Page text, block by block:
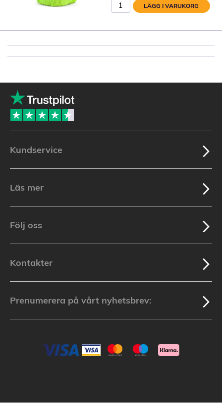
LÄGG I VARUKORG
Kundservice
Läs mer
Följ oss
Kontakter
Prenumerera på vårt nyhetsbrev: